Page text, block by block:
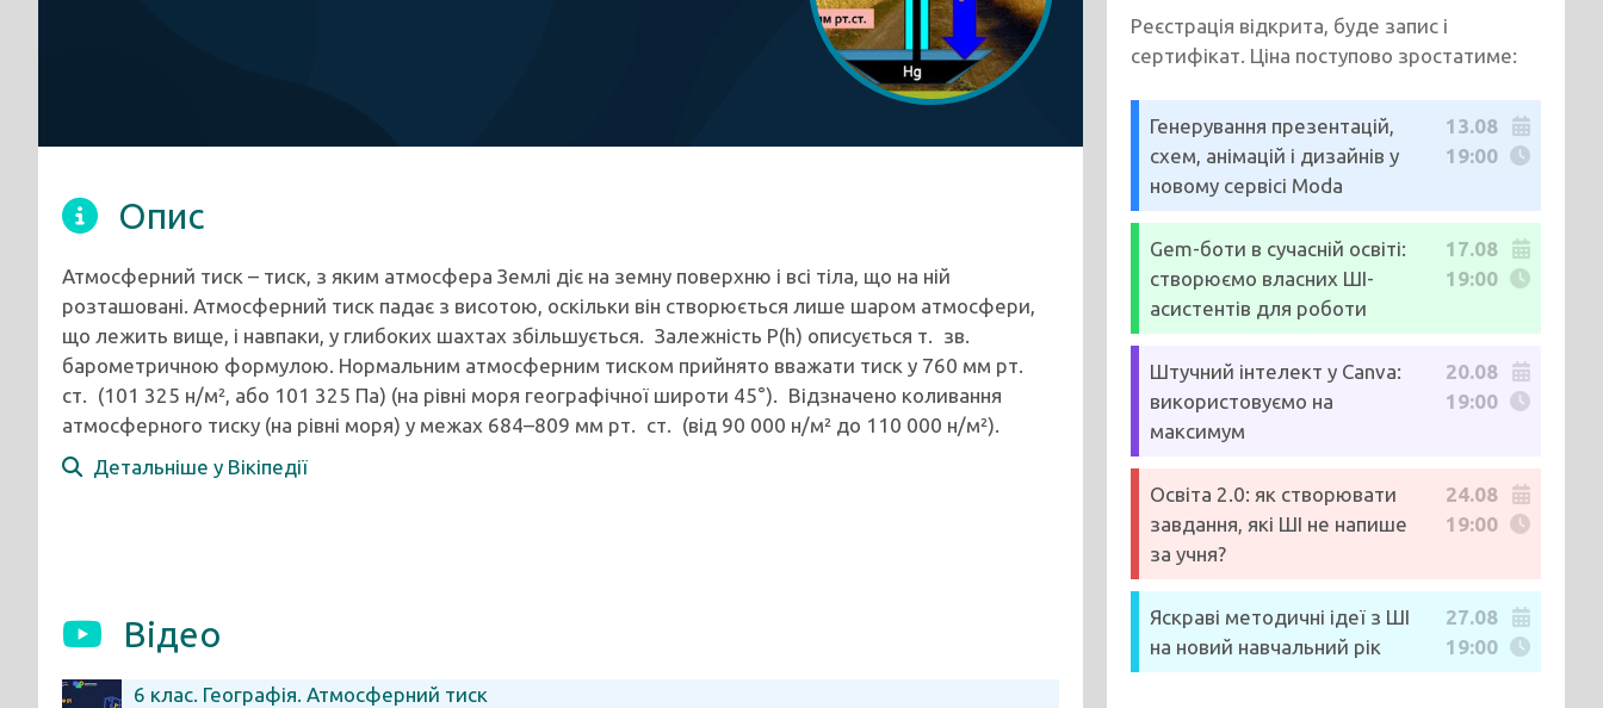
Опис
Атмосферний тиск – тиск, з яким атмосфера Землі діє на земну поверхню і всі тіла, що на ній
розташовані. Атмосферний тиск падає з висотою, оскільки він створюється лише шаром атмосфери,
що лежить вище, і навпаки, у глибоких шахтах збільшується. Залежність P(h) описується т. зв.
барометричною формулою. Нормальним атмосферним тиском прийнято вважати тиск у 760 мм рт.
ст. (101 325 н/м², або 101 325 Па) (на рівні моря географічної широти 45°). Відзначено коливання
атмосферного тиску (на рівні моря) у межах 684–809 мм рт. ст. (від 90 000 н/м² до 110 000 н/м²).
Детальніше у Вікіпедії
Відео
6 клас. Географія. Атмосферний тиск
Реєстрація відкрита, буде запис і
сертифікат. Ціна поступово зростатиме:
Генерування презентацій,
схем, анімацій і дизайнів у
новому сервісі Moda
13.08
19:00
Gem-боти в сучасній освіті:
створюємо власних ШІ-
асистентів для роботи
17.08
19:00
Штучний інтелект у Canva:
використовуємо на
максимум
20.08
19:00
Освіта 2.0: як створювати
завдання, які ШІ не напише
за учня?
24.08
19:00
Яскраві методичні ідеї з ШІ
на новий навчальний рік
27.08
19:00